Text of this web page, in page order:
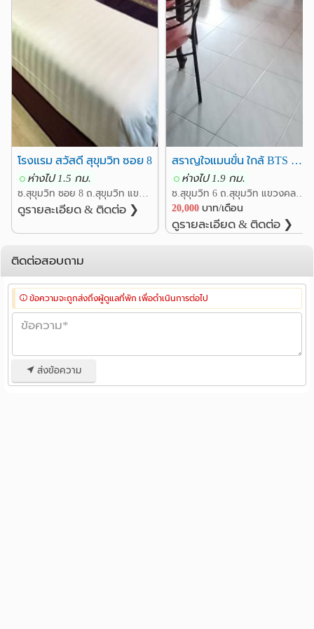
โรงแรม สวัสดี สุขุมวิท ซอย 8
ห่างไป 1.5 กม.
ดูรายละเอียด & ติดต่อ ❯
สราญใจแมนขั่น ใกล้ BTS นานา ห้องใหญ่ราคาถูก
ห่างไป 1.9 กม.
20,000 บาท/เดือน
ดูรายละเอียด & ติดต่อ ❯
ติดต่อสอบถาม
ข้อความจะถูกส่งถึงผู้ดูแลที่พัก เพื่อดำเนินการต่อไป
ส่งข้อความ